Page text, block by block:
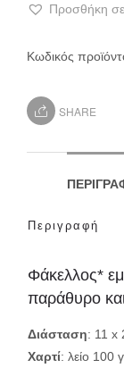
Προσθήκη
Κωδικός
SHARE
Περιγραφή
Φάκελλος*
παράθυρο
Διάσταση: 11 x
Χαρτί: λείο 100